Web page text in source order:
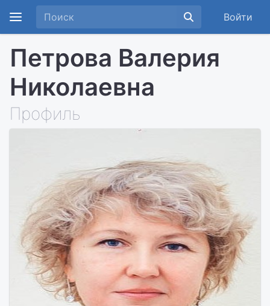
Войти
Петрова Валерия
Николаевна
Профиль